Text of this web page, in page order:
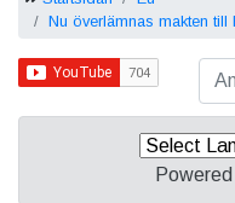
Nu överlämnas makten